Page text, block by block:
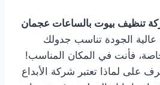
تنظيف بيوت بالساعات عجمان
الجودة تناسب جدولك
فأنت في المكان المناسب!
على لماذا تعتبر شركة الأبداع